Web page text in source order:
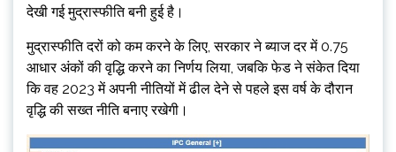
देखी गई मुद्रास्फीति बनी हुई है।
मुद्रास्फीति दरों को कम करने के लिए, सरकार ने ब्याज दर में 0.75
आधार अंकों की वृद्धि करने का निर्णय लिया, जबकि फेड ने संकेत दिया
कि वह 2023 में अपनी नीतियों में ढील देने से पहले इस वर्ष के दौरान
वृद्धि की सख्त नीति बनाए रखेगी।